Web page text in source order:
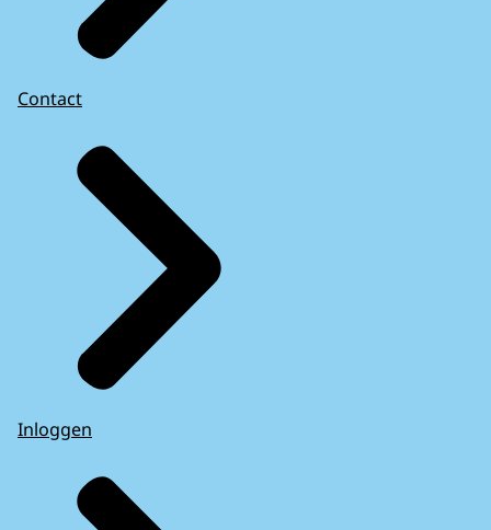
Contact
Inloggen